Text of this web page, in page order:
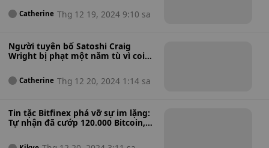
bác bỏ sự phản đối hoàn toàn
Catherine Thg 12 19, 2024 9:10 sa
Người tuyên bố Satoshi Craig
Wright bị phạt một năm tù vì coi
hợp với vụ án hay quá nhẹ?
Catherine Thg 12 20, 2024 1:14 sa
Tin tặc Bitfinex phá vỡ sự im lặng:
Tự nhận đã cướp 120.000 Bitcoin,
động cao cả hay hành động liều